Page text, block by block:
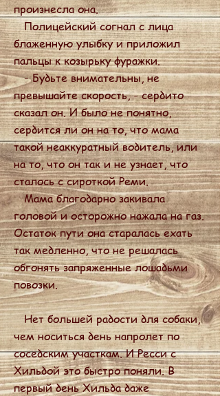
произнесла она.
Полицейский согнал с лица
блаженную улыбку и приложил
пальцы к козырьку фуражки.
- Будьте внимательны, не
превышайте скорость, - сердито
сказал он. И было не понятно,
сердится ли он на то, что мама
такой неаккуратный водитель, или
на то, что он так и не узнает, что
сталось с сироткой Реми.
Мама благодарно закивала
головой и осторожно нажала на газ.
Остаток пути она старалась ехать
так медленно, что не решалась
обгонять запряженные лошадьми
повозки.
Нет большей радости для собаки,
чем носиться день напролет по
соседским участкам. И Ресси с
Хильдой это быстро поняли. В
первый день Хильда даже